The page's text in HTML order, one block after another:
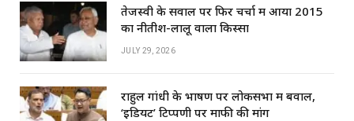
तेजस्वी के सवाल पर फिर चर्चा में आया 2015
का नीतीश-लालू वाला किस्सा
JULY 29, 2026
राहुल गांधी के भाषण पर लोकसभा में बवाल,
‘इडियट’ टिप्पणी पर माफी की मांग